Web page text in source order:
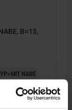
B=15,
NABE